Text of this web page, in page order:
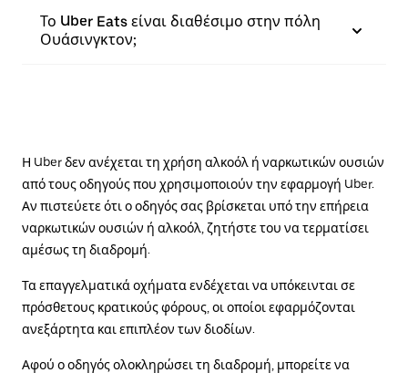
Το Uber Eats είναι διαθέσιμο στην πόλη
Ουάσινγκτον;
Η Uber δεν ανέχεται τη χρήση αλκοόλ ή ναρκωτικών ουσιών
από τους οδηγούς που χρησιμοποιούν την εφαρμογή Uber.
Αν πιστεύετε ότι ο οδηγός σας βρίσκεται υπό την επήρεια
ναρκωτικών ουσιών ή αλκοόλ, ζητήστε του να τερματίσει
αμέσως τη διαδρομή.
Τα επαγγελματικά οχήματα ενδέχεται να υπόκεινται σε
πρόσθετους κρατικούς φόρους, οι οποίοι εφαρμόζονται
ανεξάρτητα και επιπλέον των διοδίων.
Αφού ο οδηγός ολοκληρώσει τη διαδρομή, μπορείτε να